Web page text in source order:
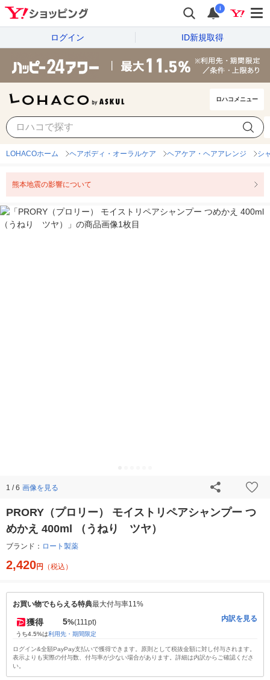
i
ログイン ID新規取得
ロハコメニュー
LOHACOホーム ヘアボディ・オーラルケア ヘアケア・ヘアアレンジ シ
熊本地震の影響について
1 / 6 画像を見る
PRORY（プロリー） モイストリペアシャンプー つ
めかえ 400ml （うねり ツヤ）
ブランド： ロート製薬
2,420円 （税込）
お買い物でもらえる特典最大付与率11%
獲得 5%(111pt)
うち4.5%は利用先・期間限定
内訳を見る
ログイン&全額PayPay支払いで獲得できます。原則として税抜金額に対し付与されます。
表示よりも実際の付与数、付与率が少ない場合があります。詳細は内訳からご確認くださ
い。